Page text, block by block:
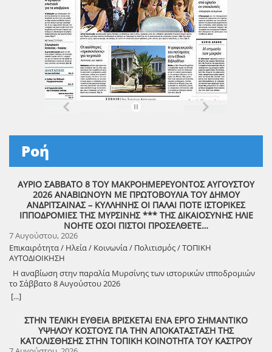
Ροή
ΑΥΡΙΟ ΣΑΒΒΑΤΟ 8 ΤΟΥ ΜΑΚΡΟΗΜΕΡΕΥΟΝΤΟΣ ΑΥΓΟΥΣΤΟΥ
2026 ΑΝΑΒΙΩΝΟΥΝ ΜΕ ΠΡΩΤΟΒΟΥΛΙΑ ΤΟΥ ΔΗΜΟΥ
ΑΝΔΡΙΤΣΑΙΝΑΣ – ΚΥΛΛΗΝΗΣ ΟΙ ΠΑΛΑΙ ΠΟΤΕ ΙΣΤΟΡΙΚΕΣ
ΙΠΠΟΔΡΟΜΙΕΣ ΤΗΣ ΜΥΡΣΙΝΗΣ *** ΤΗΣ ΔΙΚΑΙΟΣΥΝΗΣ ΗΛΙΕ
ΝΟΗΤΕ ΟΣΟΙ ΠΙΣΤΟΙ ΠΡΟΣΕΛΘΕΤΕ…
7 Αυγούστου, 2026
Επικαιρότητα / Ηλεία / Κοινωνία / Πολιτισμός / ΤΟΠΙΚΗ
ΑΥΤΟΔΙΟΙΚΗΣΗ
Η αναβίωση στην παραλία Μυρσίνης των ιστορικών ιπποδρομιών
το Σάββατο 8 Αυγούστου 2026
[...]
ΣΤΗΝ ΤΕΛΙΚΗ ΕΥΘΕΙΑ ΒΡΙΣΚΕΤΑΙ ΕΝΑ ΕΡΓΟ ΣΗΜΑΝΤΙΚΟ
ΥΨΗΛΟΥ ΚΟΣΤΟΥΣ ΓΙΑ ΤΗΝ ΑΠΟΚΑΤΑΣΤΑΣΗ ΤΗΣ
ΚΑΤΟΛΙΣΘΗΣΗΣ ΣΤΗΝ ΤΟΠΙΚΗ ΚΟΙΝΟΤΗΤΑ ΤΟΥ ΚΑΣΤΡΟΥ